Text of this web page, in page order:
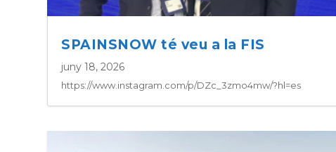
SPAINSNOW té veu a la FIS
juny 18, 2026
https://www.instagram.com/p/DZc_3zmo4mw/?hl=es